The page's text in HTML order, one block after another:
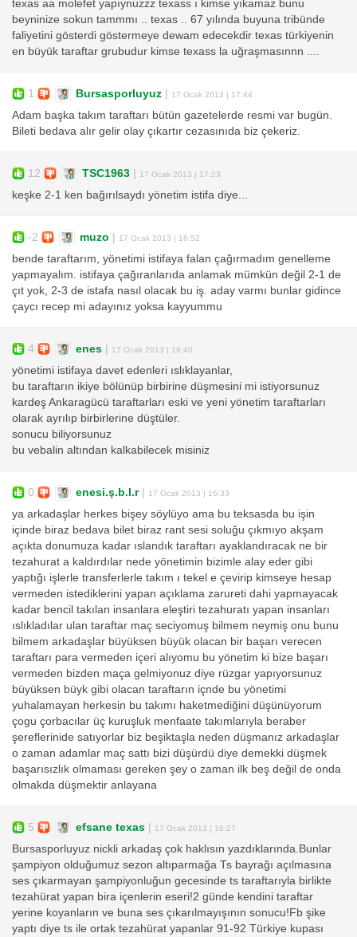
texas aa molefet yapıynuzzz texass ı kimse yıkamaz bunu
beyninize sokun tammmı .. texas .. 67 yılında buyuna tribünde
faliyetini gösterdi göstermeye dewam edecekdir texas türkiyenin
en büyük taraftar grubudur kimse texass la uğraşmasınnn ....
1 Bursasporluyuz | 17 Ocak 2013 | 17:44
Adam başka takım taraftarı bütün gazetelerde resmi var bugün.
Bileti bedava alır gelir olay çıkartır cezasınıda biz çekeriz.
12 TSC1963 | 17 Ocak 2013 | 17:23
keşke 2-1 ken bağırılsaydı yönetim istifa diye...
-2 muzo | 17 Ocak 2013 | 16:52
bende taraftarım, yönetimi istifaya falan çağırmadım genelleme
yapmayalım. istifaya çağıranlarıda anlamak mümkün değil 2-1 de
çıt yok, 2-3 de istafa nasıl olacak bu iş. aday varmı bunlar gidince
çaycı recep mi adayınız yoksa kayyummu
4 enes | 17 Ocak 2013 | 16:40
yönetimi istifaya davet edenleri ıslıklayanlar,
bu taraftarın ikiye bölünüp birbirine düşmesini mi istiyorsunuz
kardeş Ankaragücü taraftarları eski ve yeni yönetim taraftarları
olarak ayrılıp birbirlerine düştüler.
sonucu biliyorsunuz
bu vebalin altından kalkabilecek misiniz
0 enesi.ş.b.l.r| 17 Ocak 2013 | 16:33
ya arkadaşlar herkes bişey söylüyo ama bu teksasda bu işin
içinde biraz bedava bilet biraz rant sesi soluğu çıkmıyo akşam
açıkta donumuza kadar ıslandık taraftarı ayaklandıracak ne bir
tezahurat a kaldırdılar nede yönetimin bizimle alay eder gibi
yaptığı işlerle transferlerle takım ı tekel e çevirip kimseye hesap
vermeden istediklerini yapan açıklama zarureti dahi yapmayacak
kadar bencil takılan insanlara eleştiri tezahuratı yapan insanları
ıslıkladılar ulan taraftar maç seciyomuş bilmem neymiş onu bunu
bilmem arkadaşlar büyüksen büyük olacan bir başarı verecen
taraftarı para vermeden içeri alıyomu bu yönetim ki bize başarı
vermeden bizden maça gelmiyonuz diye rüzgar yapıyorsunuz
büyüksen büyk gibi olacan taraftarın içnde bu yönetimi
yuhalamayan herkesin bu takımı haketmediğini düşünüyorum
çogu çorbacılar üç kuruşluk menfaate takımlarıyla beraber
şereflerinide satıyorlar biz beşiktaşla neden düşmanız arkadaşlar
o zaman adamlar maç sattı bizi düşürdü diye demekki düşmek
başarısızlık olmaması gereken şey o zaman ilk beş değil de onda
olmakda düşmektir anlayana
5 efsane texas | 17 Ocak 2013 | 16:27
Bursasporluyuz nickli arkadaş çok haklısın yazdıklarında.Bunlar
şampiyon olduğumuz sezon altıparmağa Ts bayrağı açılmasına
ses çıkarmayan şampiyonluğun gecesinde ts taraftarıyla birlikte
tezahürat yapan bira içenlerin eseri!2 günde kendini taraftar
yerine koyanların ve buna ses çıkarılmayışının sonucu!Fb şike
yaptı diye ts ile ortak tezahürat yapanlar 91-92 Türkiye kupası